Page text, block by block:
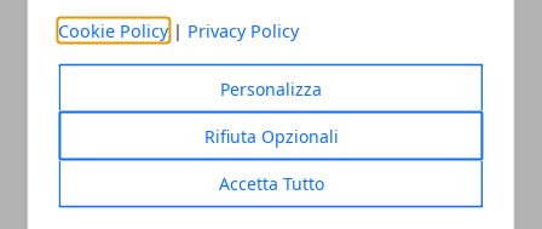
Cookie Policy | Privacy Policy
Personalizza
Rifiuta Opzionali
Accetta Tutto